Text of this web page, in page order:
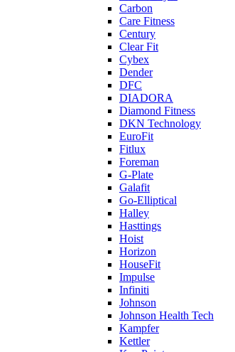
Carbon
Care Fitness
Century
Clear Fit
Cybex
Dender
DFC
DIADORA
Diamond Fitness
DKN Technology
EuroFit
Fitlux
Foreman
G-Plate
Galafit
Go-Elliptical
Halley
Hasttings
Hoist
Horizon
HouseFit
Impulse
Infiniti
Johnson
Johnson Health Tech
Kampfer
Kettler